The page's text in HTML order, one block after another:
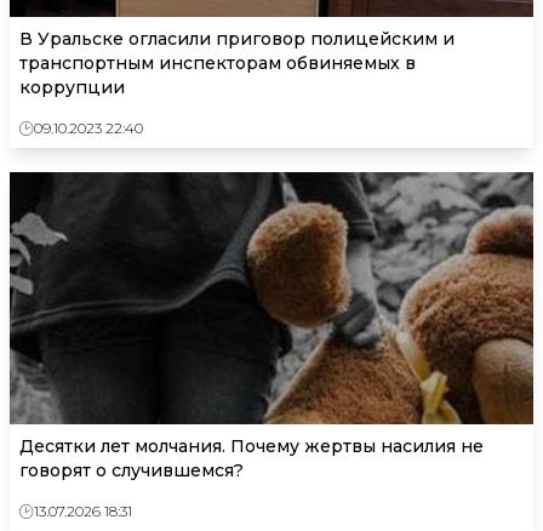
В Уральске огласили приговор полицейским и
транспортным инспекторам обвиняемых в
коррупции
09.10.2023 22:40
Десятки лет молчания. Почему жертвы насилия не
говорят о случившемся?
13.07.2026 18:31